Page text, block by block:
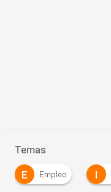
Temas
E
Empleo I